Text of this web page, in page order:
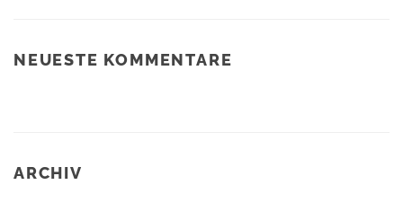
NEUESTE KOMMENTARE
ARCHIV